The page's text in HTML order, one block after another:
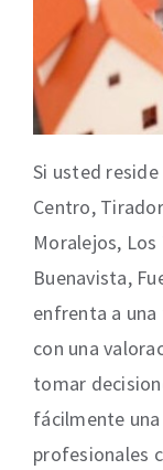
Si usted
Centro,
Moralejos,
Buenavista,
enfrenta a
con una
tomar
fácilmente una
profesionales